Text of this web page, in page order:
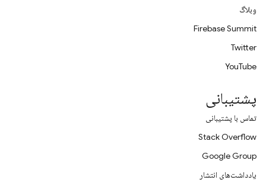
وبلاگ
Firebase Summit
Twitter
YouTube
پشتیبانی
تماس با پشتیبانی
Stack Overflow
Google Group
یادداشت‌های انتشار